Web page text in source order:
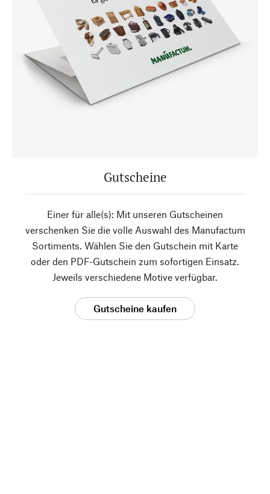
Gutscheine
Einer für alle(s): Mit unseren Gutscheinen
verschenken Sie die volle Auswahl des Manufactum
Sortiments. Wählen Sie den Gutschein mit Karte
oder den PDF-Gutschein zum sofortigen Einsatz.
Jeweils verschiedene Motive verfügbar.
Gutscheine kaufen